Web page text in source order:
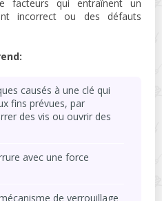
facteurs qui entraînent un
incorrect ou des défauts
causés à une clé qui
fins prévues, par
des vis ou ouvrir des
avec une force
de verrouillage